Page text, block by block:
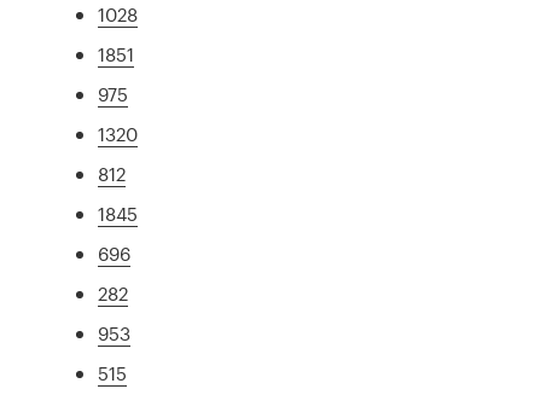
1028
1851
975
1320
812
1845
696
282
953
515